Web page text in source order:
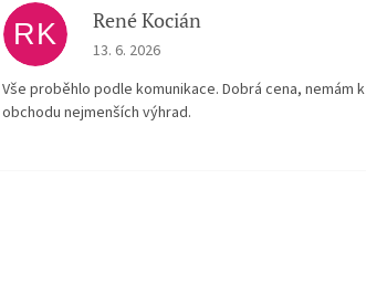
RK René Kocián
The store rating is 5 out of 5 stars.
13. 6. 2026
Vše proběhlo podle komunikace. Dobrá cena, nemám k
obchodu nejmenších výhrad.